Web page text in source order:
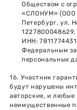
Обществом с
«СЛОНУМ» (ООО
Петербург, ул.
ИНН:
Федеральным
персональных
16. Участник
будут нарушены
авторские, и
неимущественные